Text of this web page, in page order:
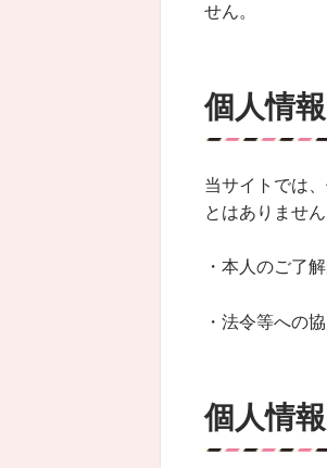
せん。
個人情
当サイトでは
とはありません
・本人のご了
・法令等への
個人情